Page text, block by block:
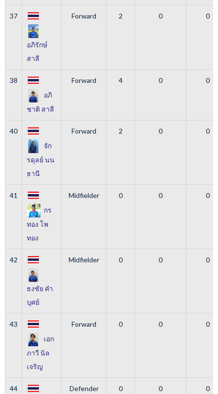
37
อภิรักษ์
สาลี
Forward 2 0 0
38
อภิ
ชาติ สาลี
Forward 4 0 0
40
จัก
รดุลย์ นน
ธานี
Forward 2 0 0
41
กร
ทอง โพ
ทอง
Midfielder 0 0 0
42
ธงชัย คำ
บุศย์
Midfielder 0 0 0
43
เอก
ภาวี นิล
เจริญ
Forward 0 0 0
44
Defender 0 0 0